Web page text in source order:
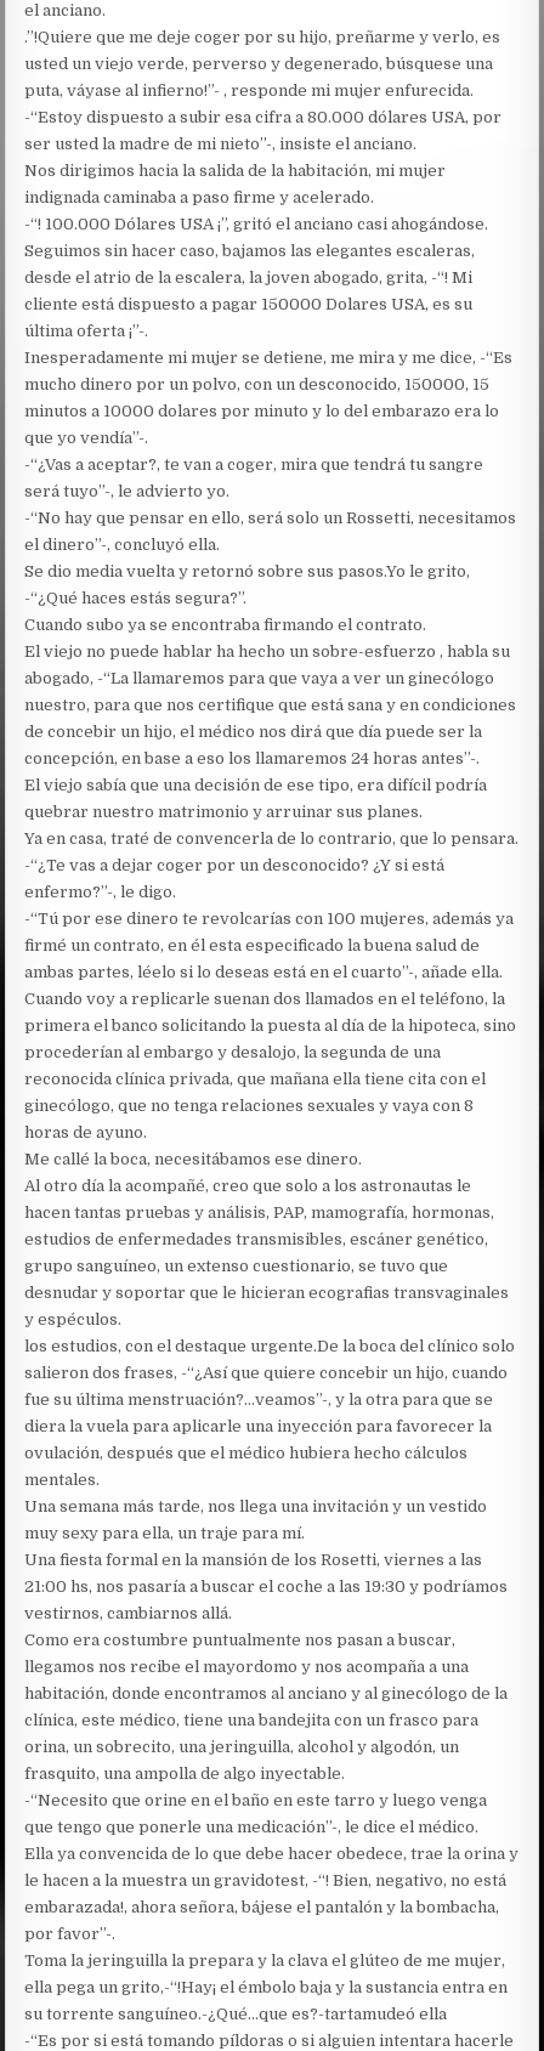
el anciano.
.”!Quiere que me deje coger por su hijo, preñarme y verlo, es
usted un viejo verde, perverso y degenerado, búsquese una
puta, váyase al infierno!”- , responde mi mujer enfurecida.
-“Estoy dispuesto a subir esa cifra a 80.000 dólares USA, por
ser usted la madre de mi nieto”-, insiste el anciano.
Nos dirigimos hacia la salida de la habitación, mi mujer
indignada caminaba a paso firme y acelerado.
-“! 100.000 Dólares USA ¡”, gritó el anciano casi ahogándose.
Seguimos sin hacer caso, bajamos las elegantes escaleras,
desde el atrio de la escalera, la joven abogado, grita, -“! Mi
cliente está dispuesto a pagar 150000 Dolares USA, es su
última oferta ¡”-.
Inesperadamente mi mujer se detiene, me mira y me dice, -“Es
mucho dinero por un polvo, con un desconocido, 150000, 15
minutos a 10000 dolares por minuto y lo del embarazo era lo
que yo vendía”-.
-“¿Vas a aceptar?, te van a coger, mira que tendrá tu sangre
será tuyo”-, le advierto yo.
-“No hay que pensar en ello, será solo un Rossetti, necesitamos
el dinero”-, concluyó ella.
Se dio media vuelta y retornó sobre sus pasos.Yo le grito,
-“¿Qué haces estás segura?”.
Cuando subo ya se encontraba firmando el contrato.
El viejo no puede hablar ha hecho un sobre-esfuerzo , habla su
abogado, -“La llamaremos para que vaya a ver un ginecólogo
nuestro, para que nos certifique que está sana y en condiciones
de concebir un hijo, el médico nos dirá que día puede ser la
concepción, en base a eso los llamaremos 24 horas antes”-.
El viejo sabía que una decisión de ese tipo, era difícil podría
quebrar nuestro matrimonio y arruinar sus planes.
Ya en casa, traté de convencerla de lo contrario, que lo pensara.
-“¿Te vas a dejar coger por un desconocido? ¿Y si está
enfermo?”-, le digo.
-“Tú por ese dinero te revolcarías con 100 mujeres, además ya
firmé un contrato, en él esta especificado la buena salud de
ambas partes, léelo si lo deseas está en el cuarto”-, añade ella.
Cuando voy a replicarle suenan dos llamados en el teléfono, la
primera el banco solicitando la puesta al día de la hipoteca, sino
procederían al embargo y desalojo, la segunda de una
reconocida clínica privada, que mañana ella tiene cita con el
ginecólogo, que no tenga relaciones sexuales y vaya con 8
horas de ayuno.
Me callé la boca, necesitábamos ese dinero.
Al otro día la acompañé, creo que solo a los astronautas le
hacen tantas pruebas y análisis, PAP, mamografía, hormonas,
estudios de enfermedades transmisibles, escáner genético,
grupo sanguíneo, un extenso cuestionario, se tuvo que
desnudar y soportar que le hicieran ecografias transvaginales
y espéculos.
los estudios, con el destaque urgente.De la boca del clínico solo
salieron dos frases, -“¿Así que quiere concebir un hijo, cuando
fue su última menstruación?…veamos”-, y la otra para que se
diera la vuela para aplicarle una inyección para favorecer la
ovulación, después que el médico hubiera hecho cálculos
mentales.
Una semana más tarde, nos llega una invitación y un vestido
muy sexy para ella, un traje para mí.
Una fiesta formal en la mansión de los Rosetti, viernes a las
21:00 hs, nos pasaría a buscar el coche a las 19:30 y podríamos
vestirnos, cambiarnos allá.
Como era costumbre puntualmente nos pasan a buscar,
llegamos nos recibe el mayordomo y nos acompaña a una
habitación, donde encontramos al anciano y al ginecólogo de la
clínica, este médico, tiene una bandejita con un frasco para
orina, un sobrecito, una jeringuilla, alcohol y algodón, un
frasquito, una ampolla de algo inyectable.
-“Necesito que orine en el baño en este tarro y luego venga
que tengo que ponerle una medicación”-, le dice el médico.
Ella ya convencida de lo que debe hacer obedece, trae la orina y
le hacen a la muestra un gravidotest, -“! Bien, negativo, no está
embarazada!, ahora señora, bájese el pantalón y la bombacha,
por favor”-.
Toma la jeringuilla la prepara y la clava el glúteo de me mujer,
ella pega un grito,-“!Hay¡ el émbolo baja y la sustancia entra en
su torrente sanguíneo.-¿Qué…que es?-tartamudeó ella
-“Es por si está tomando píldoras o si alguien intentara hacerle